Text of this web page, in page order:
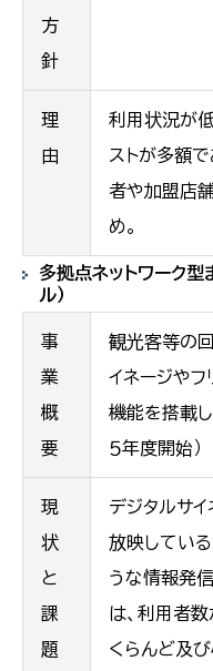
方
針
理
由
利用状況が
ストが多額
者や加盟店
め。
多拠点ネットワーク型
ル）
事
業
概
要
観光客等の
イネージや
機能を搭載し
５年度開始）
現
状
と
課
題
デジタルサ
放映してい
うな情報発
は、利用者
くらんど及